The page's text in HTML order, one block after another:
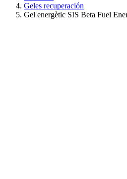
Geles recuperación
Gel energètic SIS Beta Fuel